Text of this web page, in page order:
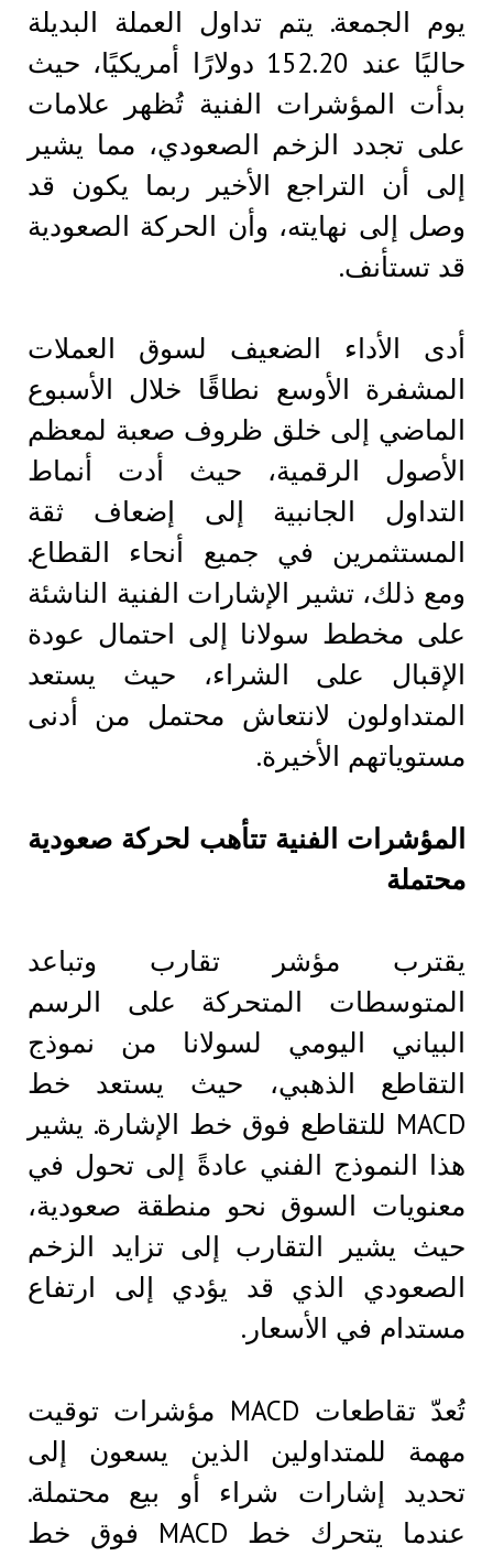
يوم الجمعة. يتم تداول العملة البديلة
حاليًا عند 152.20 دولارًا أمريكيًا، حيث
بدأت المؤشرات الفنية تُظهر علامات
على تجدد الزخم الصعودي، مما يشير
إلى أن التراجع الأخير ربما يكون قد
وصل إلى نهايته، وأن الحركة الصعودية
قد تستأنف.
أدى الأداء الضعيف لسوق العملات
المشفرة الأوسع نطاقًا خلال الأسبوع
الماضي إلى خلق ظروف صعبة لمعظم
الأصول الرقمية، حيث أدت أنماط
التداول الجانبية إلى إضعاف ثقة
المستثمرين في جميع أنحاء القطاع.
ومع ذلك، تشير الإشارات الفنية الناشئة
على مخطط سولانا إلى احتمال عودة
الإقبال على الشراء، حيث يستعد
المتداولون لانتعاش محتمل من أدنى
مستوياتهم الأخيرة.
المؤشرات الفنية تتأهب لحركة صعودية
محتملة
يقترب مؤشر تقارب وتباعد
المتوسطات المتحركة على الرسم
البياني اليومي لسولانا من نموذج
التقاطع الذهبي، حيث يستعد خط
MACD للتقاطع فوق خط الإشارة. يشير
هذا النموذج الفني عادةً إلى تحول في
معنويات السوق نحو منطقة صعودية،
حيث يشير التقارب إلى تزايد الزخم
الصعودي الذي قد يؤدي إلى ارتفاع
مستدام في الأسعار.
تُعدّ تقاطعات MACD مؤشرات توقيت
مهمة للمتداولين الذين يسعون إلى
تحديد إشارات شراء أو بيع محتملة.
عندما يتحرك خط MACD فوق خط